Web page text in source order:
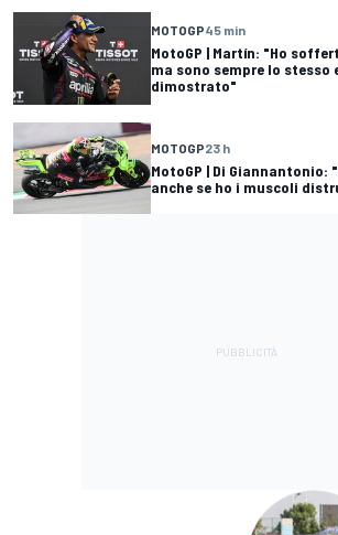
MOTOGP45 min
MotoGP | Martín: "Ho
ma sono sempre lo stesso
dimostrato"
MOTOGP23 h
MotoGP | Di Giannantonio:
anche se ho i muscoli